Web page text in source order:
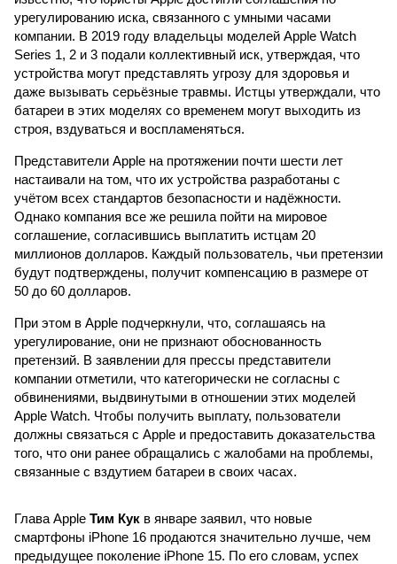
урегулированию иска, связанного с умными часами
компании. В 2019 году владельцы моделей Apple Watch
Series 1, 2 и 3 подали коллективный иск, утверждая, что
устройства могут представлять угрозу для здоровья и
даже вызывать серьёзные травмы. Истцы утверждали, что
батареи в этих моделях со временем могут выходить из
строя, вздуваться и воспламеняться.
Представители Apple на протяжении почти шести лет
настаивали на том, что их устройства разработаны с
учётом всех стандартов безопасности и надёжности.
Однако компания все же решила пойти на мировое
соглашение, согласившись выплатить истцам 20
миллионов долларов. Каждый пользователь, чьи претензии
будут подтверждены, получит компенсацию в размере от
50 до 60 долларов.
При этом в Apple подчеркнули, что, соглашаясь на
урегулирование, они не признают обоснованность
претензий. В заявлении для прессы представители
компании отметили, что категорически не согласны с
обвинениями, выдвинутыми в отношении этих моделей
Apple Watch. Чтобы получить выплату, пользователи
должны связаться с Apple и предоставить доказательства
того, что они ранее обращались с жалобами на проблемы,
связанные с вздутием батареи в своих часах.
Глава Apple Тим Кук в январе заявил, что новые
смартфоны iPhone 16 продаются значительно лучше, чем
предыдущее поколение iPhone 15. По его словам, успех